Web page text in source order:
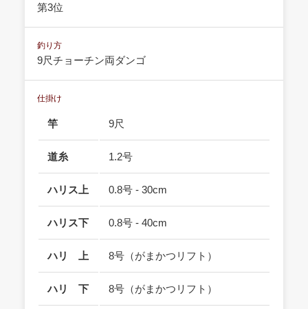
第3位
釣り方
9尺チョーチン両ダンゴ
仕掛け
竿 9尺
道糸 1.2号
ハリス上 0.8号 - 30cm
ハリス下 0.8号 - 40cm
ハリ 上 8号（がまかつリフト）
ハリ 下 8号（がまかつリフト）